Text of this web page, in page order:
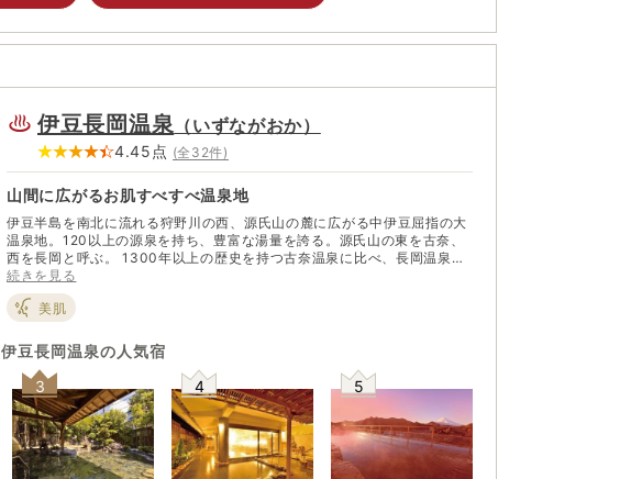
伊豆長岡温泉 （いずながおか）
4.45 点 (全 32件)
山間に広がるお肌すべすべ温泉地
伊豆半島を南北に流れる狩野川の西、源氏山の麓に広がる中伊豆屈指の大
温泉地。120以上の源泉を持ち、豊富な湯量を誇る。源氏山の東を古奈、
西を長岡と呼ぶ。 1300年以上の歴史を持つ古奈温泉に比べ、長岡温泉は
比較的新しく明治末期1907年の開湯。伊豆の玄関口として熱海、伊東に
次ぐ温泉地に成長した。源氏山の山頂からは富士山も望める。 年間を通じ
て温暖な気候でいちご、みかんなど四季折々のフルーツ狩りも有名。人気
ただいた後は、自慢のお湯ですっきりと汗を流そう！
続きを見る
美肌
伊豆長岡温泉の人気宿
3 4 5